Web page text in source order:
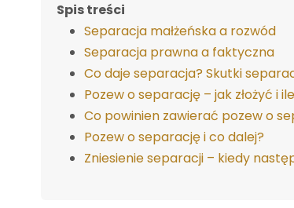
Spis treści
Separacja małżeńska a rozwód
Separacja prawna a faktyczna
Co daje separacja? Skutki
Pozew o separację – jak złożyć i
Co powinien zawierać pozew o
Pozew o separację i co dalej?
Zniesienie separacji – kiedy